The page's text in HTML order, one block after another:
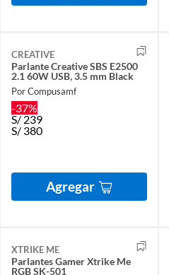
CREATIVE
Parlante Creative SBS E2500
2.1 60W USB, 3.5 mm Black
Por Compusamf
-37%
S/ 239
S/ 380
Agregar
XTRIKE ME
Parlantes Gamer Xtrike Me
RGB SK-501